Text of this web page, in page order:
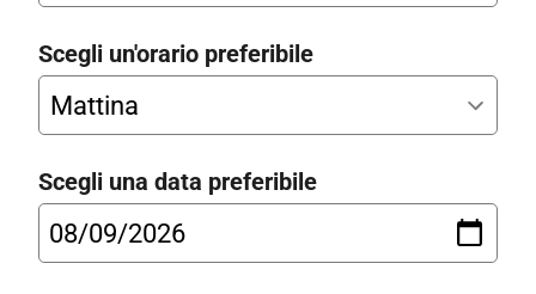
Scegli un'orario preferibile
Scegli una data preferibile